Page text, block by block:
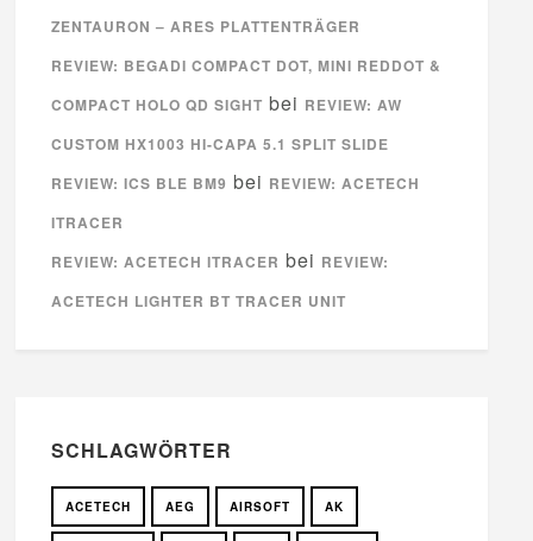
ZENTAURON – ARES PLATTENTRÄGER
REVIEW: BEGADI COMPACT DOT, MINI REDDOT &
COMPACT HOLO QD SIGHT bei REVIEW: AW
CUSTOM HX1003 HI-CAPA 5.1 SPLIT SLIDE
REVIEW: ICS BLE BM9 bei REVIEW: ACETECH
ITRACER
REVIEW: ACETECH ITRACER bei REVIEW:
ACETECH LIGHTER BT TRACER UNIT
SCHLAGWÖRTER
ACETECH AEG AIRSOFT AK